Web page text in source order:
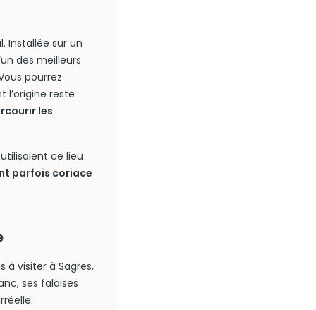
Installée sur un
des meilleurs
pourrez
l’origine reste
les
ce lieu
parfois coriace
à visiter à Sagres,
ses falaises